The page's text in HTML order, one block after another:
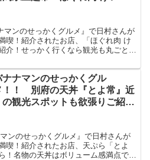
マンのせっかくグルメ』で日村さんが
喫！紹介されたお店、「ほぐれ肉 け
介！せっかく行くなら観光も丸ごと満
しいです。
ナナマンのせっかくグル
！！ 別府の天丼『とよ常』近
の観光スポットも欲張りご紹
ンのせっかくグルメ』で日村さんが
喫！紹介されたお店、天ぷら「とよ
！名物の天丼はボリューム感満点で納